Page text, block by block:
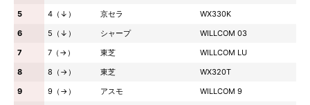
5
4（↓） 京セラ
WX330K
6
5（↓） シャープ
WILLCOM 03
7
7（→） 東芝
WILLCOM LU
8
8（→） 東芝
WX320T
9
9（→） アスモ
WILLCOM 9